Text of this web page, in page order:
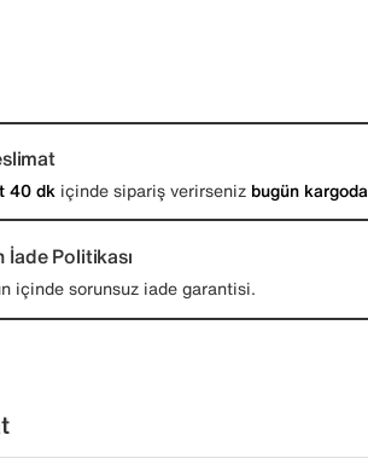
40 dk içinde sipariş verirseniz bugün kargoda
İade Politikası
içinde sorunsuz iade garantisi.